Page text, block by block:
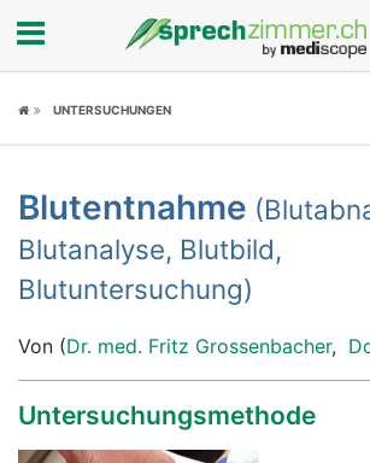
Fokus
Symptome
Untersuchungen
News
Ratgeber
Rubriken
UNTERSUCHUNGEN
Blutentnahme
Blutanalyse, Blutbild,
Blutuntersuchung)
Von (Dr. med. Fritz Grossenbacher,
Untersuchungsmethode